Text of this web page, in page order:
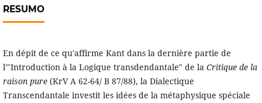
RESUMO
En dépit de ce qu'affirme Kant dans la dernière partie de
l'"Introduction à la Logique transdendantale" de la Critique de la
raison pure(KrV A 62-64/ B 87/88), la Dialectique
Transcendantale investit les idées de la métaphysique spéciale